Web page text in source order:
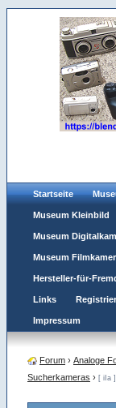
Startseite
Museum Kleinbild
Museum
Museum
Hersteller-für-
Links
Impressum
Forum › Analoge
Sucherkameras › [ iIa ]